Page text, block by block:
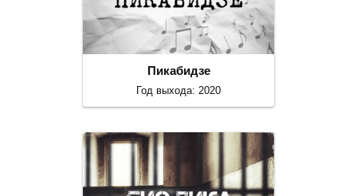
Пикабидзе
Год выхода: 2020